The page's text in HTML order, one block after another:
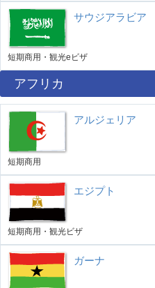
サウジアラビア
短期商用・観光eビザ
アフリカ
アルジェリア
短期商用
エジプト
短期商用・観光ビザ
ガーナ